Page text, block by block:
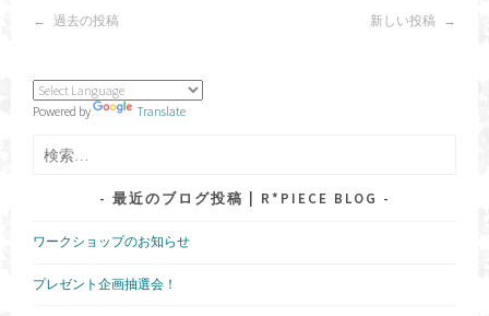
投
ビ
ゲ
ー
シ
ョ
過去の投稿 新しい投稿
Powered by
Translate
索:
最近のブログ投稿 | R*PIECE BLOG
ワークショップのお知らせ
プレゼント企画抽選会！